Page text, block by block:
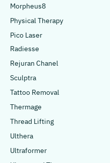
Morpheus8
Physical Therapy
Pico Laser
Radiesse
Rejuran Chanel
Sculptra
Tattoo Removal
Thermage
Thread Lifting
Ulthera
Ultraformer